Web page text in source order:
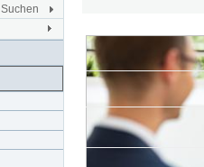
Suchen